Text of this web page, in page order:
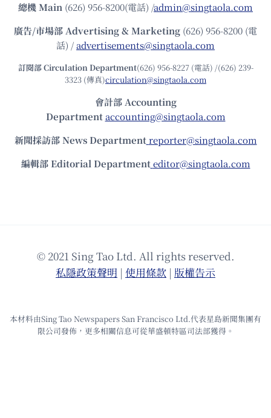
總機Main (626) 956-8200(電話) /admin@singtaola.com
廣告/市場部Advertising & Marketing (626) 956-8200 (電
話) /advertisements@singtaola.com
訂閱部 Circulation Department(626) 956-8227 (電話) /(626) 239-
3323 (傳真)circulation@singtaola.com
會計部 Accounting
Department accounting@singtaola.com
新聞採訪部 News Department reporter@singtaola.com
編輯部 Editorial Department editor@singtaola.com
© 2021 Sing Tao Ltd. All rights reserved.
私隱政策聲明 | 使⽤條款 | 版權告⽰
本材料由Sing Tao Newspapers San Francisco Ltd.代表星島新聞集團有
限公司發佈，更多相關信息可從華盛頓特區司法部獲得。